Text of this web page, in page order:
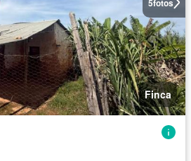
Finca